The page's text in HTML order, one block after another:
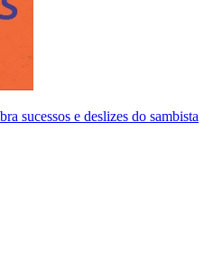
sucessos e deslizes do sambista